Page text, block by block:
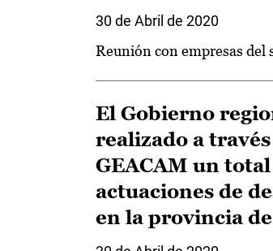
30 de Abril de 2020
Reunión con empresas del
El Gobierno
realizado a través
GEACAM un
actuaciones de
en la provincia